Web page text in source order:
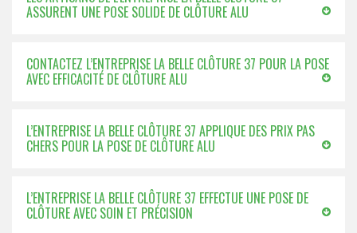
ASSURENT UNE POSE SOLIDE DE CLÔTURE ALU
CONTACTEZ L’ENTREPRISE LA BELLE CLÔTURE 37 POUR LA POSE
AVEC EFFICACITÉ DE CLÔTURE ALU
L’ENTREPRISE LA BELLE CLÔTURE 37 APPLIQUE DES PRIX PAS
CHERS POUR LA POSE DE CLÔTURE ALU
L’ENTREPRISE LA BELLE CLÔTURE 37 EFFECTUE UNE POSE DE
CLÔTURE AVEC SOIN ET PRÉCISION